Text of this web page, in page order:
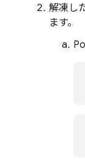
解凍し
ます。